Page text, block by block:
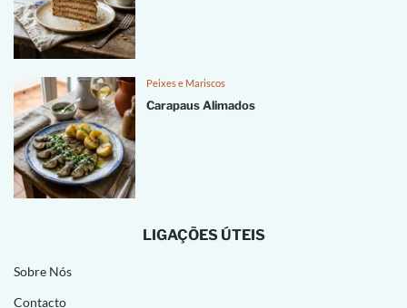
Peixes e Mariscos
Carapaus Alimados
LIGAÇÕES ÚTEIS
Sobre Nós
Contacto